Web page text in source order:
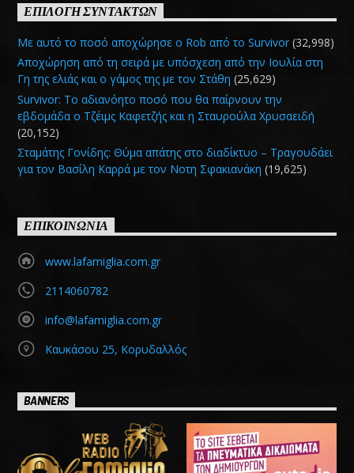
ΕΠΙΛΟΓΗ ΣΥΝΤΑΚΤΩΝ
Με αυτό το ποσό αποχώρησε ο Rob από το Survivor (32,998)
Αποχώρηση από τη σειρά με υπόσχεση από την Ιουλία στη
Γη της ελιάς και ο γάμος της με τον Στάθη (25,629)
Survivor: Το αδιανόητο ποσό που θα παίρνουν την
εβδομάδα ο Τζέιμς Καφετζής και η Σταυρούλα Χρυσαειδή
(20,152)
Σταμάτης Γονίδης: Θύμα απάτης στο διαδίκτυο – Τραγουδάει
για τον Βασίλη Καρρά με τον Νοτη Σφακιανάκη (19,625)
ΕΠΙΚΟΙΝΩΝΙΑ
www.lafamiglia.com.gr
2114060782
info@lafamiglia.com.gr
Καυκάσου 25, Κορυδαλλός
BANNERS